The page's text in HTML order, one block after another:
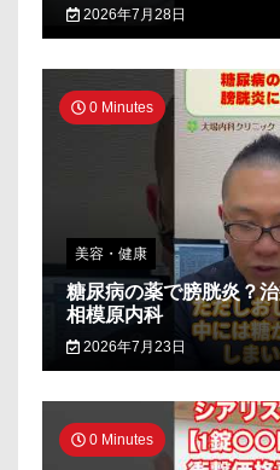
2026年7月28日
0 Minutes
美容・健康
糖尿病の薬で膀胱炎？
相模原内科
2026年7月23日
0 Minutes